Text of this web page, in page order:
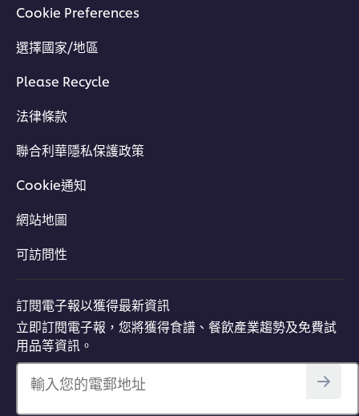
Cookie Preferences
選擇國家/地區
Please Recycle
法律條款
聯合利華隱私保護政策
Cookie通知
網站地圖
可訪問性
訂閱電子報以獲得最新資訊
立即訂閱電子報，您將獲得食譜、餐飲產業趨勢及免費試
用品等資訊。
輸入您的電郵地址